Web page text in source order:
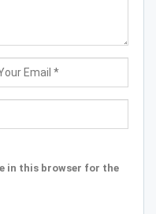
in this browser for the